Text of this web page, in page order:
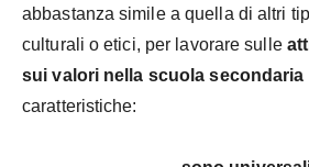
abbastanza simile a quella di altri
culturali o etici, per lavorare sulle
sui valori nella scuola secondaria
caratteristiche: